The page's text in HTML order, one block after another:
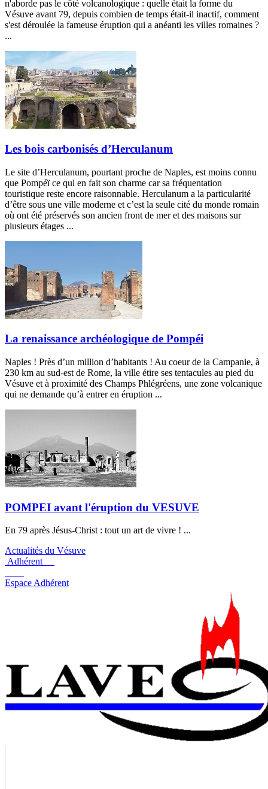
n'aborde pas le côté volcanologique : quelle était la forme du
Vésuve avant 79, depuis combien de temps était-il inactif, comment
s'est déroulée la fameuse éruption qui a anéanti les villes romaines ?
...
Les bois carbonisés d’Herculanum
Le site d’Herculanum, pourtant proche de Naples, est moins connu
que Pompéï ce qui en fait son charme car sa fréquentation
touristique reste encore raisonnable. Herculanum a la particularité
d’être sous une ville moderne et c’est la seule cité du monde romain
où ont été préservés son ancien front de mer et des maisons sur
plusieurs étages ...
La renaissance archéologique de Pompéi
Naples ! Près d’un million d’habitants ! Au coeur de la Campanie, à
230 km au sud-est de Rome, la ville étire ses tentacules au pied du
Vésuve et à proximité des Champs Phlégréens, une zone volcanique
qui ne demande qu’à entrer en éruption ...
POMPEI avant l'éruption du VESUVE
En 79 après Jésus-Christ : tout un art de vivre ! ...
Actualités du Vésuve
Adhérent
Espace Adhérent